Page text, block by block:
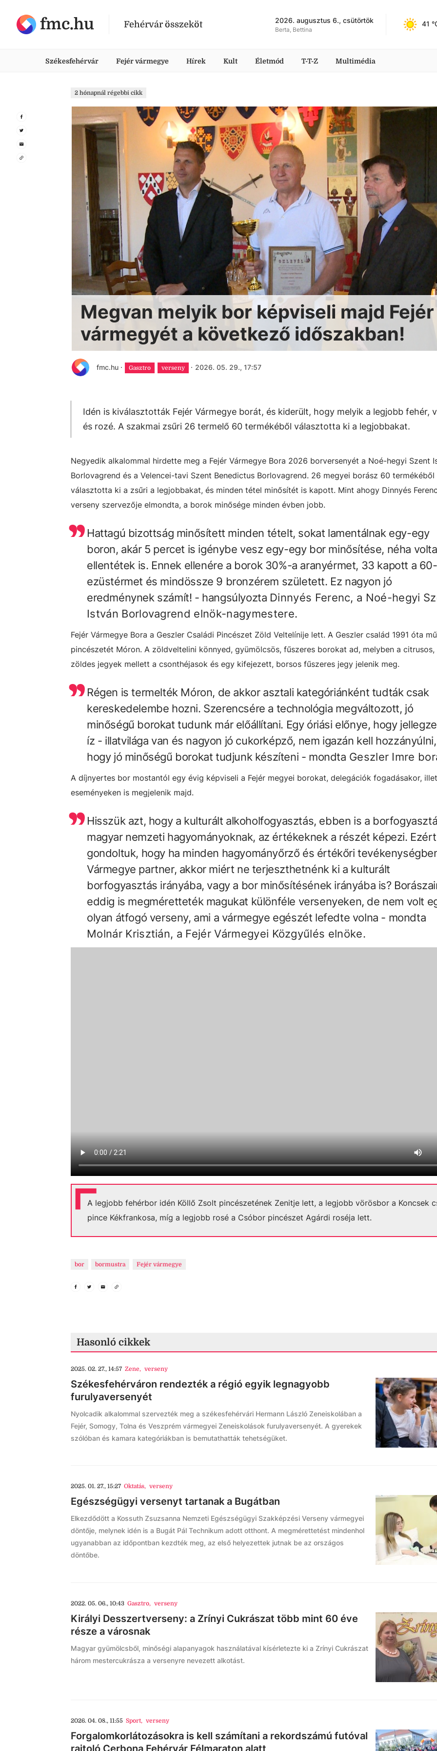
fmc.hu Fehérvár összeköt 2026. augusztus 6., csütörtök
Berta, Bettina
41
Székesfehérvár Fejér vármegye Hírek Kult Életmód T-T-Z Multimédia
2 hónapnál régebbi cikk
Megvan melyik bor képviseli majd Fejér
vármegyét a következő időszakban!
fmc.hu · Gasztro verseny · 2026. 05. 29., 17:57
Idén is kiválasztották Fejér Vármegye borát, és kiderült, hogy melyik a legjobb fehér,
és rozé. A szakmai zsűri 26 termelő 60 termékéből választotta ki a legjobbakat.
Negyedik alkalommal hirdette meg a Fejér Vármegye Bora 2026 borversenyét a Noé-hegyi Szent
Borlovagrend és a Velencei-tavi Szent Benedictus Borlovagrend. 26 megyei borász 60 termékéből
választotta ki a zsűri a legjobbakat, és minden tétel minősítét is kapott. Mint ahogy Dinnyés
verseny szervezője elmondta, a borok minősége minden évben jobb.
Hattagú bizottság minősített minden tételt, sokat lamentálnak egy-egy
boron, akár 5 percet is igénybe vesz egy-egy bor minősítése, néha
ellentétek is. Ennek ellenére a borok 30%-a aranyérmet, 33 kapott a
ezüstérmet és mindössze 9 bronzérem született. Ez nagyon jó
eredménynek számít! - hangsúlyozta Dinnyés Ferenc, a Noé-hegyi
István Borlovagrend elnök-nagymestere.
Fejér Vármegye Bora a Geszler Családi Pincészet Zöld Veltelínije lett. A Geszler család 1991 óta
pincészetét Móron. A zöldveltelini könnyed, gyümölcsös, fűszeres borokat ad, melyben a citrusos,
zöldes jegyek mellett a csonthéjasok és egy kifejezett, borsos fűszeres jegy jelenik meg.
Régen is termelték Móron, de akkor asztali kategóriánként tudták csak
kereskedelembe hozni. Szerencsére a technológia megváltozott, jó
minőségű borokat tudunk már előállítani. Egy óriási előnye, hogy
íz - illatvilága van és nagyon jó cukorképző, nem igazán kell hozzányúlni,
hogy jó minőségű borokat tudjunk készíteni - mondta Geszler Imre
A díjnyertes bor mostantól egy évig képviseli a Fejér megyei borokat, delegációk fogadásakor,
eseményeken is megjelenik majd.
Hisszük azt, hogy a kulturált alkoholfogyasztás, ebben is a
magyar nemzeti hagyományoknak, az értékeknek a részét képezi.
gondoltuk, hogy ha minden hagyományőrző és értékőri
Vármegye partner, akkor miért ne terjeszthetnénk ki a kulturált
borfogyasztás irányába, vagy a bor minősítésének irányába is?
eddig is megméretteték magukat különféle versenyeken, de nem volt
olyan átfogó verseny, ami a vármegye egészét lefedte volna - mondta
Molnár Krisztián, a Fejér Vármegyei Közgyűlés elnöke.
A legjobb fehérbor idén Köllő Zsolt pincészetének Zenitje lett, a legjobb vörösbor a Koncsek
pince Kékfrankosa, míg a legjobb rosé a Csóbor pincészet Agárdi roséja lett.
bor bormustra Fejér vármegye
Hasonló cikkek
2025. 02. 27., 14:57 Zene, verseny
Székesfehérváron rendezték a régió egyik legnagyobb
furulyaversenyét
Nyolcadik alkalommal szervezték meg a székesfehérvári Hermann László Zeneiskolában a
Fejér, Somogy, Tolna és Veszprém vármegyei Zeneiskolások furulyaversenyét. A gyerekek
szólóban és kamara kategóriákban is bemutathatták tehetségüket.
2025. 01. 27., 15:27 Oktatás, verseny
Egészségügyi versenyt tartanak a Bugátban
Elkezdődött a Kossuth Zsuzsanna Nemzeti Egészségügyi Szakképzési Verseny vármegyei
döntője, melynek idén is a Bugát Pál Technikum adott otthont. A megmérettetést mindenhol
ugyanabban az időpontban kezdték meg, az első helyezettek jutnak be az országos
döntőbe.
2022. 05. 06., 10:43 Gasztro, verseny
Királyi Desszertverseny: a Zrínyi Cukrászat több mint 60 éve
része a városnak
Magyar gyümölcsből, minőségi alapanyagok használatával kísérletezte ki a Zrínyi Cukrászat
három mestercukrásza a versenyre nevezett alkotást.
2026. 04. 08., 11:55 Sport, verseny
Forgalomkorlátozásokra is kell számítani a rekordszámú futóval
rajtoló Cerbona Fehérvár Félmaraton alatt